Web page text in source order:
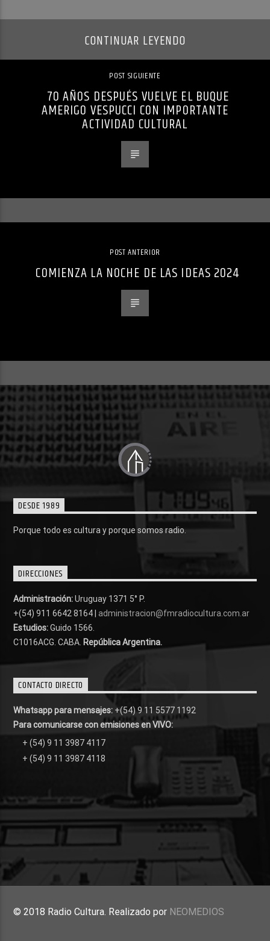
CONTINUAR LEYENDO
POST SIGUIENTE
70 AÑOS DESPUÉS VUELVE EL BUQUE
AMERIGO VESPUCCI CON IMPORTANTE
ACTIVIDAD CULTURAL
POST ANTERIOR
COMIENZA LA NOCHE DE LAS IDEAS 2024
DESDE 1989
Porque todo es cultura y porque somos radio.
DIRECCIONES
Administración:Uruguay 1371 5° P.
+(54) 911 6642 8164 | administracion@fmradiocultura.com.ar
Estudios:Guido 1566.
C1016ACG . CABA. República Argentina.
CONTACTO DIRECTO
Whatsapp para mensajes: +(54) 9 11 5577 1192
Para comunicarse con emisiones en VIVO:
+ (54) 9 11 3987 4117
+ (54) 9 11 3987 4118
© 2018 Radio Cultura. Realizado por NEOMEDIOS